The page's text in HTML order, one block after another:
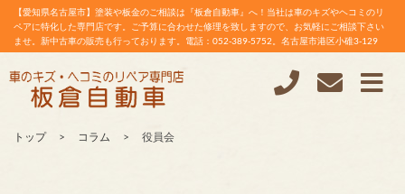
【愛知県名古屋市】塗装や板金のご相談は『板倉自動車』へ！当社は車のキズやヘコミのリ
ペアに特化した専門店です。ご予算に合わせた修理を致しますので、お気軽にご相談下さい
ませ。新中古車の販売も行っております。電話：052-389-5752。名古屋市港区小碓3-129
トップ コラム 役員会